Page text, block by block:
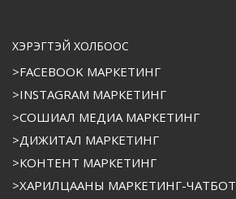
ХЭРЭГТЭЙ ХОЛБООС
>FACEBOOK МАРКЕТИНГ
>INSTAGRAM МАРКЕТИНГ
>СОШИАЛ МЕДИА МАРКЕТИНГ
>ДИЖИТАЛ МАРКЕТИНГ
>КОНТЕНТ МАРКЕТИНГ
>ХАРИЛЦААНЫ МАРКЕТИНГ-ЧАТБОТ